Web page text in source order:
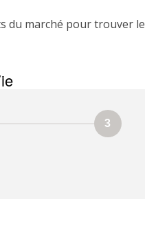
du marché pour trouver le